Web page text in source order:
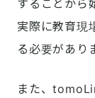
することから
実際に教育現
る必要があり
また、